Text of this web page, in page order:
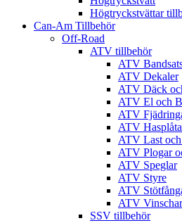
Högtryckstvättar
Can-Am Tillbehör
Off-Road
ATV tillbehör
ATV
ATV Dekaler
ATV Däck
ATV El och
ATV
ATV
ATV Last
ATV Plogar
ATV Speglar
ATV Styre
ATV
ATV
SSV tillbehör